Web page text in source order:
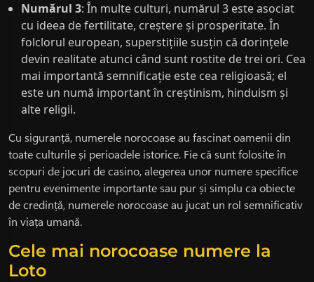
Numărul 3: În multe culturi, numărul 3 este asociat
cu ideea de fertilitate, creștere și prosperitate. În
folclorul european, superstițiile susțin că dorințele
devin realitate atunci când sunt rostite de trei ori. Cea
mai importantă semnificație este cea religioasă; el
este un numă important în creștinism, hinduism și
alte religii.
Cu siguranță, numerele norocoase au fascinat oamenii din
toate culturile și perioadele istorice. Fie că sunt folosite în
scopuri de jocuri de casino, alegerea unor numere specifice
pentru evenimente importante sau pur și simplu ca obiecte
de credință, numerele norocoase au jucat un rol semnificativ
în viața umană.
Cele mai norocoase numere la
Loto